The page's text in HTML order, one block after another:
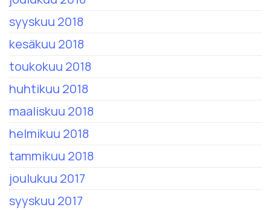
syyskuu 2018
kesäkuu 2018
toukokuu 2018
huhtikuu 2018
maaliskuu 2018
helmikuu 2018
tammikuu 2018
joulukuu 2017
syyskuu 2017